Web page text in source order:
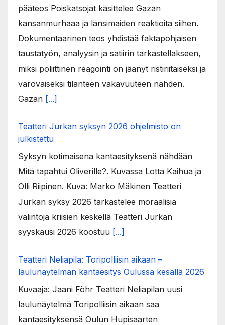
pääteos Poiskatsojat käsittelee Gazan
kansanmurhaaa ja länsimaiden reaktioita siihen.
Dokumentaarinen teos yhdistää faktapohjaisen
taustatyön, analyysin ja satiirin tarkastellakseen,
miksi poliittinen reagointi on jäänyt ristiriitaiseksi ja
varovaiseksi tilanteen vakavuuteen nähden.
Gazan [...]
Teatteri Jurkan syksyn 2026 ohjelmisto on
julkistettu
Syksyn kotimaisena kantaesityksenä nähdään
Mitä tapahtui Oliverille?. Kuvassa Lotta Kaihua ja
Olli Riipinen. Kuva: Marko Mäkinen Teatteri
Jurkan syksy 2026 tarkastelee moraalisia
valintoja kriisien keskellä Teatteri Jurkan
syyskausi 2026 koostuu [...]
Teatteri Neliapila: Toripolliisin aikaan –
laulunäytelmän kantaesitys Oulussa kesällä 2026
Kuvaaja: Jaani Föhr Teatteri Neliapilan uusi
laulunäytelmä Toripolliisin aikaan saa
kantaesityksensä Oulun Hupisaarten